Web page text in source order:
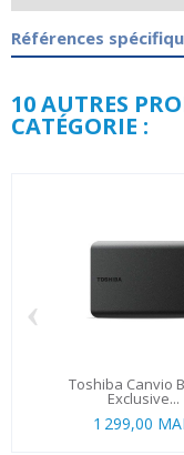
Références
10 AUTRES
CATÉGORIE :
Toshiba Canvio
Exclusive...
1 299,00
‹